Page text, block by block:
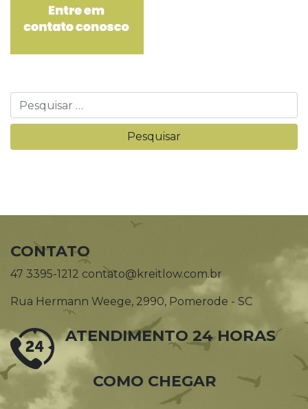
CONTATO
47 3395-1212 contato@kreitlow.com.br
Rua Hermann Weege, 2990, Pomerode - SC
ATENDIMENTO 24 HORAS
COMO CHEGAR